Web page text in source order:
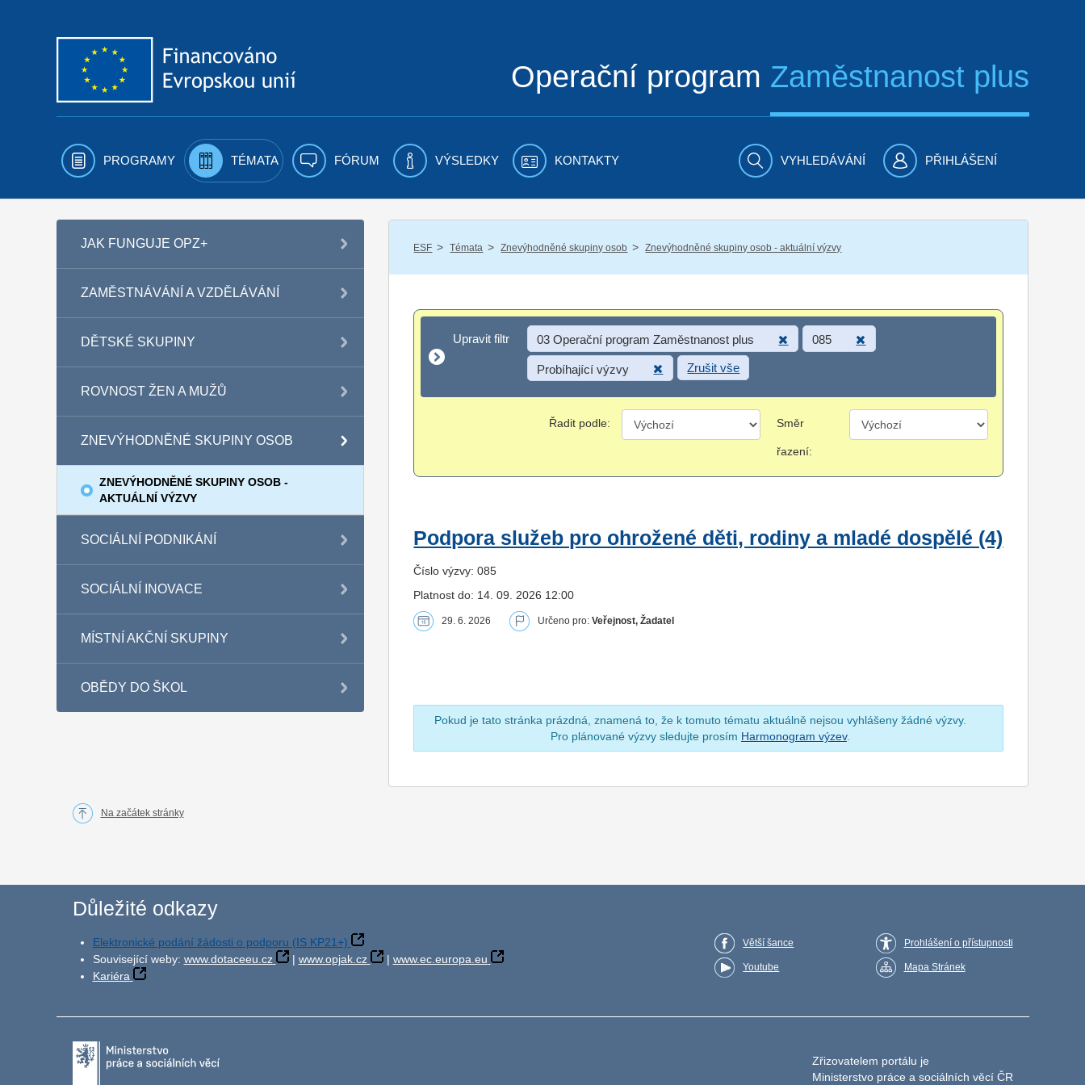
Operační program Zaměstnanost plus
PROGRAMY TÉMATA FÓRUM VÝSLEDKY KONTAKTY VYHLEDÁVÁNÍ PŘIHLÁŠENÍ
JAK FUNGUJE OPZ+
ZAMĚSTNÁVÁNÍ A VZDĚLÁVÁNÍ
DĚTSKÉ SKUPINY
ROVNOST ŽEN A MUŽŮ
ZNEVÝHODNĚNÉ SKUPINY OSOB
ZNEVÝHODNĚNÉ SKUPINY OSOB -
AKTUÁLNÍ VÝZVY
SOCIÁLNÍ PODNIKÁNÍ
SOCIÁLNÍ INOVACE
MÍSTNÍ AKČNÍ SKUPINY
OBĚDY DO ŠKOL
ESF / Témata / Znevýhodněné skupiny osob / Znevýhodněné skupiny osob - aktuální výzvy
Upravit filtr
Upravit filtr 03 Operační program Zaměstnanost plus 085
Probíhající výzvy Zrušit vše
Řadit podle: Směr
řazení:
Podpora služeb pro ohrožené děti, rodiny a mladé dospělé (4)
Číslo výzvy: 085
Platnost do: 14. 09. 2026 12:00
29. 6. 2026 Určeno pro:Veřejnost, Žadatel
Pokud je tato stránka prázdná, znamená to, že k tomuto tématu aktuálně nejsou vyhlášeny žádné výzvy.
Pro plánované výzvy sledujte prosím Harmonogram výzev.
Na začátek stránky
Důležité odkazy
Elektronické podání žádosti o podporu (IS KP21+)
Související weby: www.dotaceeu.cz | www.opjak.cz | www.ec.europa.eu
Kariéra
Větší šance
Youtube
Prohlášení o přístupnosti
Mapa Stránek
Zřizovatelem portálu je
Ministerstvo práce a sociálních věcí ČR